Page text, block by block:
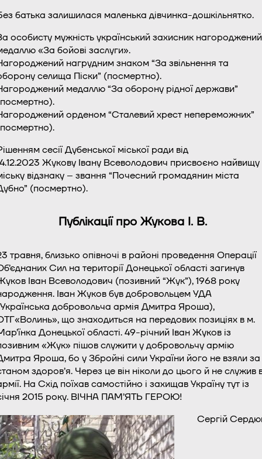
батька залишилася маленька дівчинка-дошкільнятко.
особисту мужність український захисник нагороджений
«За бойові заслуги».
нагрудним знаком “За звільнення та
селища Піски” (посмертно).
медаллю “За оборону рідної держави”
орденом “Сталевий хрест непереможних”
сесії Дубенської міської ради від
Жукову Івану Всеволодович присвоєно найвищу
відзнаку – звання “Почесний громадянин міста
(посмертно).
Публікації про Жукова І. В.
травня, близько опівночі в районі проведення Операції
Сил на території Донецької області загинув
Іван Всеволодович (позивний “Жук”), 1968 року
Іван Жуков був добровольцем УДА
добровольча армія Дмитра Яроша),
що знаходиться на передових позиціях в м.
Донецької області. 49-річний Іван Жуков із
«Жук» пішов служити у добровольчу армію
Яроша, бо у Збройні сили України його не взяли за
здоров’я. Через це він ніколи до цього й не служив
На Схід поїхав самостійно і захищав Україну тут із
2015 року. ВІЧНА ПАМ’ЯТЬ ГЕРОЮ!
Сергій